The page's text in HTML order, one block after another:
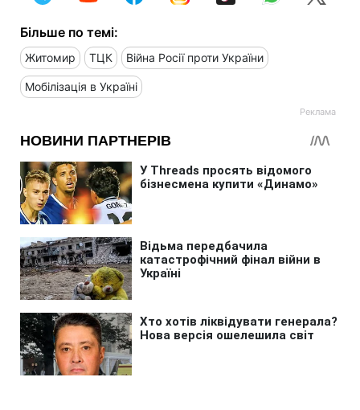
Більше по темі:
Житомир ТЦК Війна Росії проти України
Мобілізація в Україні